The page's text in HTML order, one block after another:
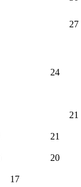
27
24
21
21
20
17